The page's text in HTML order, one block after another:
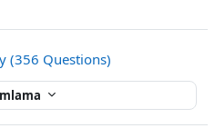
(356 Questions)